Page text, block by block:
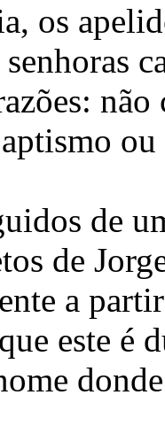
os
de
de
a
este é